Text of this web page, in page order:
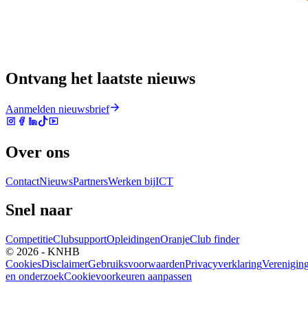
Ontvang het laatste nieuws
Aanmelden nieuwsbrief
Over ons
ContactNieuwsPartnersWerken bijICT
Snel naar
CompetitieClubsupportOpleidingenOranjeClub finder
© 2026 - KNHB
CookiesDisclaimerGebruiksvoorwaardenPrivacyverklaring
en onderzoekCookievoorkeuren aanpassen